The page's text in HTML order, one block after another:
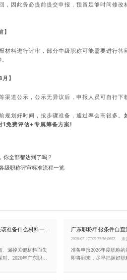
，因此务必提前提交申报，预留足够时间修改
材料进行评审，部分中级职称可能需要进行答
】
渠道公示，公示无异议后，申报人员可自行下
规划好时间，按步骤准备，通过率会高很多。
1免费评估+专属筹备方案!
你全部都达到了吗？
级职称评审标准流程一览
2026年广东职称筹备时间表，现在该准备什么材料一目了然!
、漏掉关键材料而失
。2026年广东职称
2026-07-17T09:25:26.068Z 来
准备申报2026年度职称
即将到来，尽早把握好职